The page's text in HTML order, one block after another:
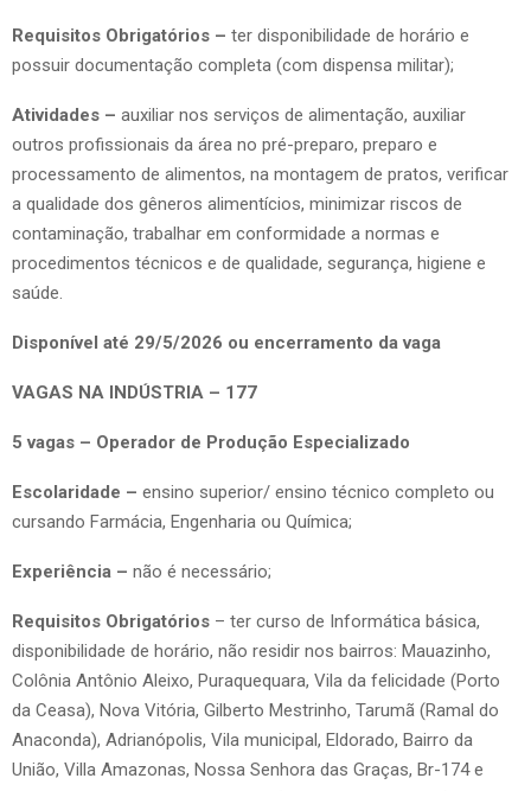
Requisitos Obrigatórios – ter disponibilidade de horário e
possuir documentação completa (com dispensa militar);
Atividades – auxiliar nos serviços de alimentação, auxiliar
outros profissionais da área no pré-preparo, preparo e
processamento de alimentos, na montagem de pratos, verificar
a qualidade dos gêneros alimentícios, minimizar riscos de
contaminação, trabalhar em conformidade a normas e
procedimentos técnicos e de qualidade, segurança, higiene e
saúde.
Disponível até 29/5/2026 ou encerramento da vaga
VAGAS NA INDÚSTRIA – 177
5 vagas – Operador de Produção Especializado
Escolaridade – ensino superior/ ensino técnico completo ou
cursando Farmácia, Engenharia ou Química;
Experiência – não é necessário;
Requisitos Obrigatórios – ter curso de Informática básica,
disponibilidade de horário, não residir nos bairros: Mauazinho,
Colônia Antônio Aleixo, Puraquequara, Vila da felicidade (Porto
da Ceasa), Nova Vitória, Gilberto Mestrinho, Tarumã (Ramal do
Anaconda), Adrianópolis, Vila municipal, Eldorado, Bairro da
União, Villa Amazonas, Nossa Senhora das Graças, Br-174 e